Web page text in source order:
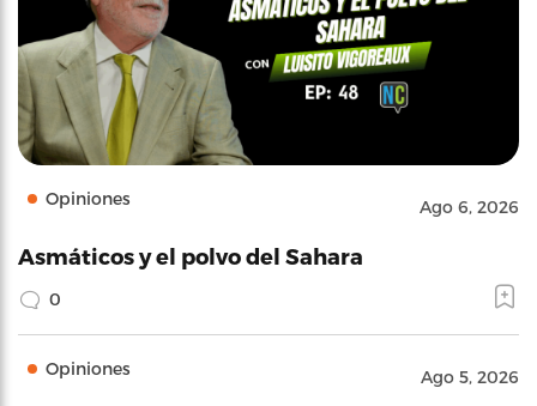
Opiniones Ago 6, 2026
Asmáticos y el polvo del Sahara
0
Opiniones Ago 5, 2026